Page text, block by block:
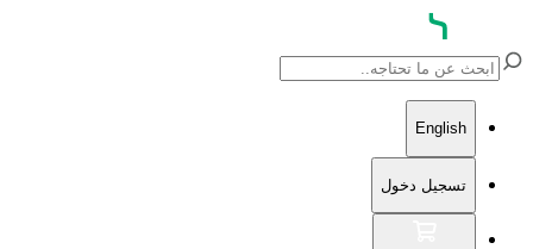
English
تسجيل دخول